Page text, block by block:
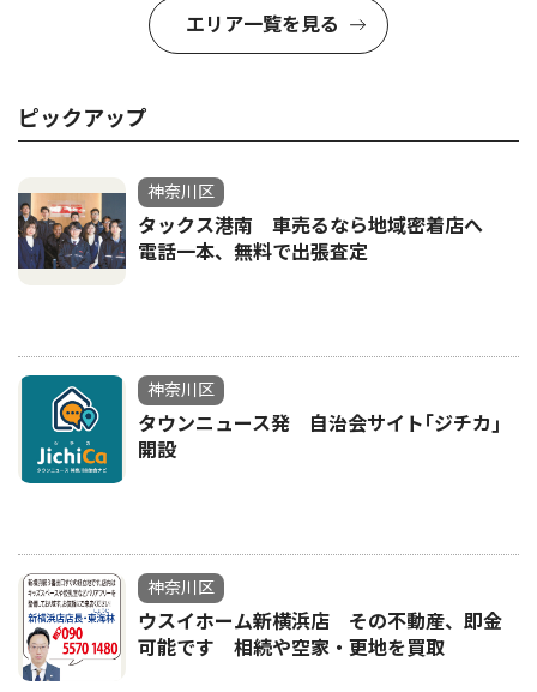
エリア一覧を見る
ピックアップ
神奈川区
タックス港南 車売るなら地域密着店へ
電話一本、無料で出張査定
神奈川区
タウンニュース発 自治会サイト｢ジチカ｣
開設
神奈川区
ウスイホーム新横浜店 その不動産、即金
可能です 相続や空家・更地を買取